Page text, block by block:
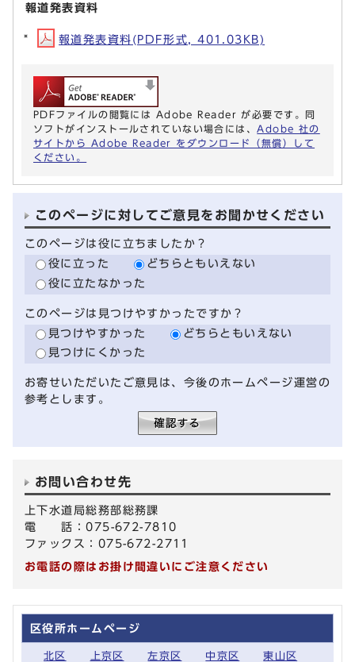
報道発表資料
報道発表資料(PDF形式, 401.03KB)
PDFファイルの閲覧には Adobe Reader が必要です。同
ソフトがインストールされていない場合には、 Adobe 社の
サイトから Adobe Reader をダウンロード（無償）して
ください。
このページに対してご意見をお聞かせください
このページは役に立ちましたか？
役に立った
どちらともいえない
役に立たなかった
このページは見つけやすかったですか？
見つけやすかった
どちらともいえない
見つけにくかった
お寄せいただいたご意見は、今後のホームページ運営の
参考とします。
お問い合わせ先
上下水道局総務部総務課
電 話：075-672-7810
ファックス：075-672-2711
お電話の際はお掛け間違いにご注意ください
区役所ホームページ
北区 上京区 左京区 中京区 東山区